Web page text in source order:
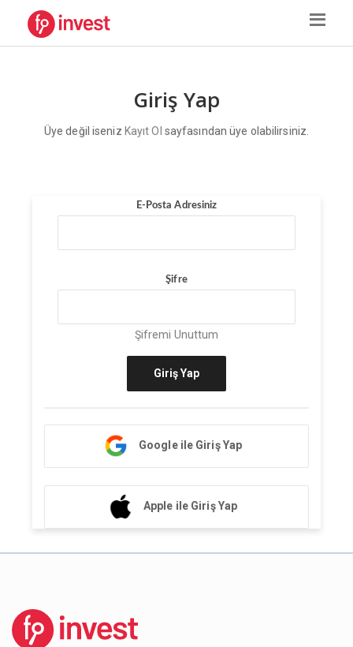
Giriş Yap
Üye değil iseniz Kayıt Ol sayfasından üye olabilirsiniz.
E-Posta Adresiniz
Şifre
Şifremi Unuttum
Giriş Yap
Google ile Giriş Yap
Apple ile Giriş Yap